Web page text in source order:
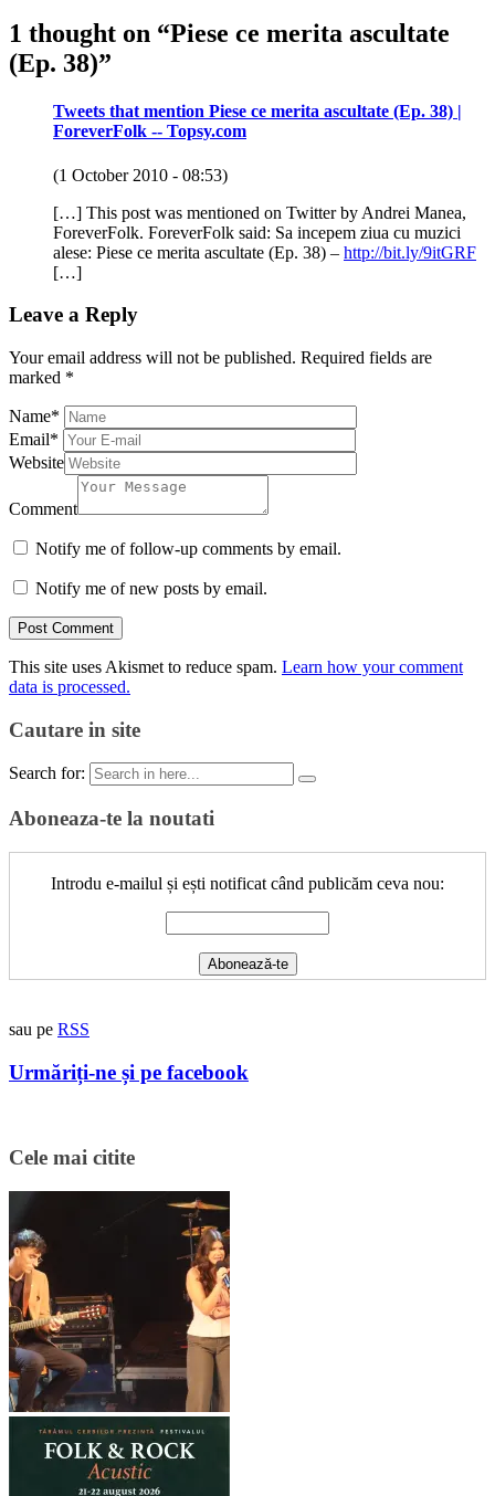
1 thought on “Piese ce merita ascultate
(Ep. 38)”
Tweets that mention Piese ce merita ascultate (Ep. 38) |
ForeverFolk -- Topsy.com
(1 October 2010 - 08:53)
[…] This post was mentioned on Twitter by Andrei Manea,
ForeverFolk. ForeverFolk said: Sa incepem ziua cu muzici
alese: Piese ce merita ascultate (Ep. 38) – http://bit.ly/9itGRF
[…]
Leave a Reply
Your email address will not be published. Required fields are
marked *
Name*
Email*
Website
Comment
Notify me of follow-up comments by email.
Notify me of new posts by email.
This site uses Akismet to reduce spam. Learn how your comment
data is processed.
Cautare in site
Search for:
Aboneaza-te la noutati
Introdu e-mailul și ești notificat când publicăm ceva nou:
sau pe RSS
Urmăriți-ne și pe facebook
Cele mai citite